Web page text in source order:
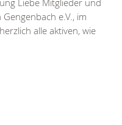
Liebe Mitglieder und
e.V., im
alle aktiven, wie